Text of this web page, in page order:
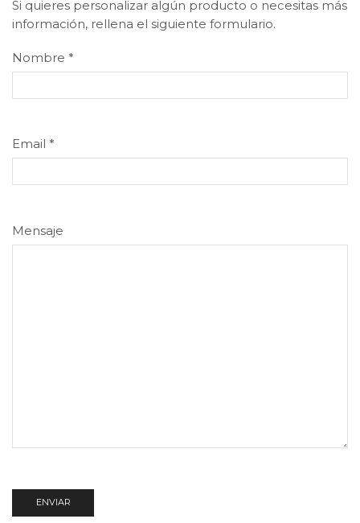
Si quieres personalizar algún producto o necesitas más
información, rellena el siguiente formulario.
Nombre *
Email *
Mensaje